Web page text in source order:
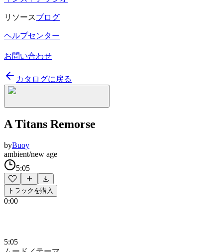
リソースブログ
ヘルプセンター
お問い合わせ
カタログに戻る
A Titans Remorse
byBuoy
ambient/new age
5:05
トラックを購入
0:00
5:05